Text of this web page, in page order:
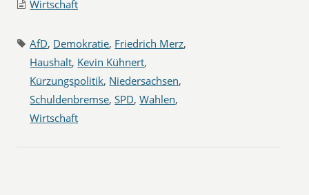
Wirtschaft
AfD, Demokratie, Friedrich Merz,
Haushalt, Kevin Kühnert,
Kürzungspolitik, Niedersachsen,
Schuldenbremse,SPD,Wahlen,
Wirtschaft